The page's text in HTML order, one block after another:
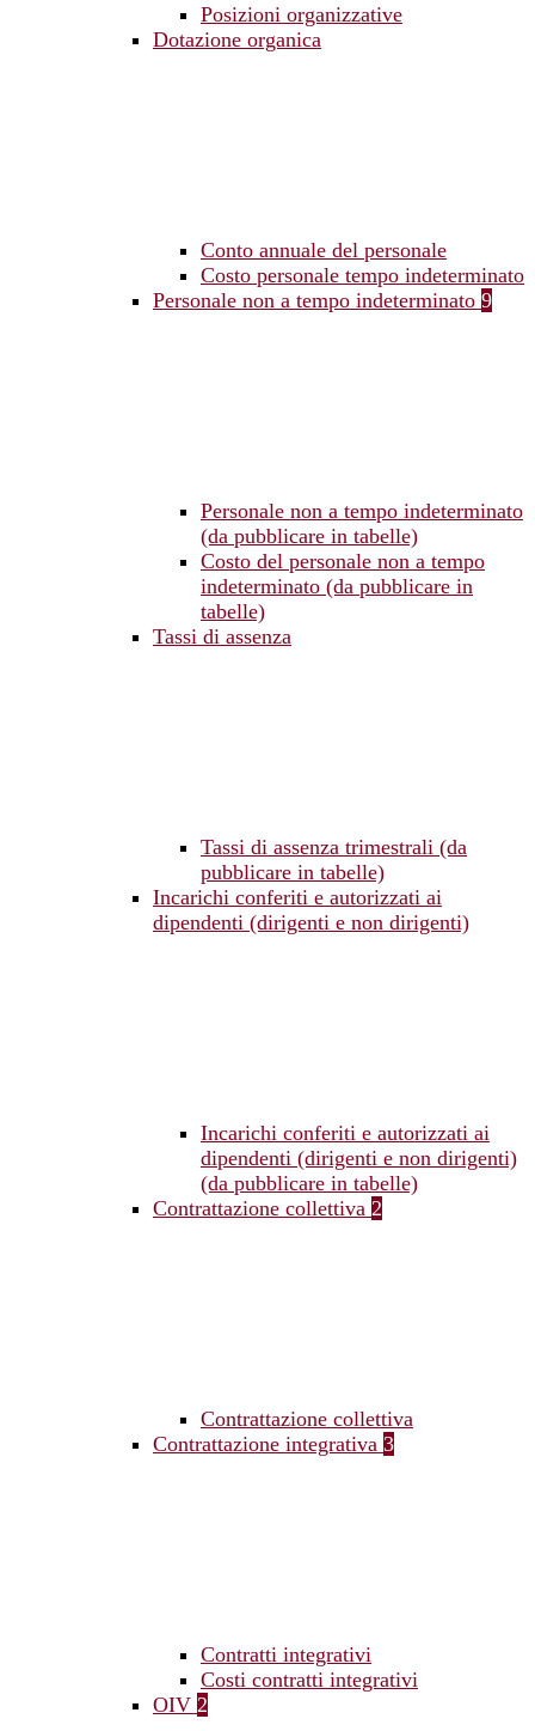
Posizioni organizzative
Dotazione organica
Conto annuale del personale
Costo personale tempo indeterminato
Personale non a tempo indeterminato 9
Personale non a tempo indeterminato
(da pubblicare in tabelle)
Costo del personale non a tempo
indeterminato (da pubblicare in
tabelle)
Tassi di assenza
Tassi di assenza trimestrali (da
pubblicare in tabelle)
Incarichi conferiti e autorizzati ai
dipendenti (dirigenti e non dirigenti)
Incarichi conferiti e autorizzati ai
dipendenti (dirigenti e non dirigenti)
(da pubblicare in tabelle)
Contrattazione collettiva 2
Contrattazione collettiva
Contrattazione integrativa 3
Contratti integrativi
Costi contratti integrativi
OIV 2